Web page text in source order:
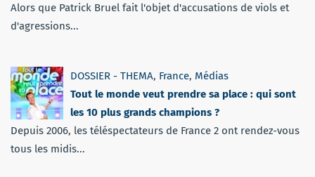
Alors que Patrick Bruel fait l'objet d'accusations de viols et
d'agressions...
DOSSIER - THEMA, France, Médias
Tout le monde veut prendre sa place : qui sont
les 10 plus grands champions ?
Depuis 2006, les téléspectateurs de France 2 ont rendez-vous
tous les midis...